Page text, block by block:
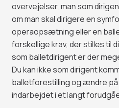
overvejelser, man som
om man skal dirigere en
operaopsætning eller en
forskellige krav, der stilles til
som balletdirigent er der
Du kan ikke som dirigent
balletforestilling og ændre
indarbejdet i et langt